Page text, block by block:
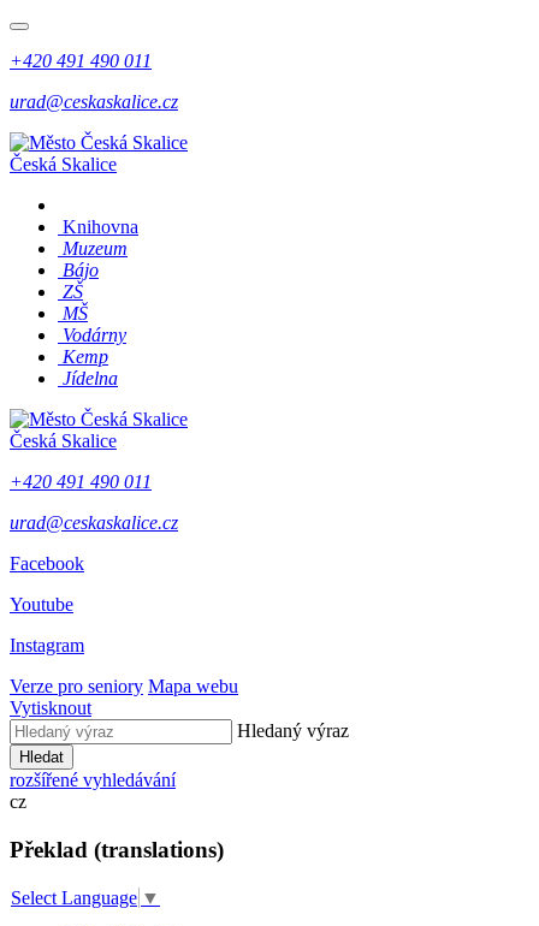
+420 491 490 011
urad@ceskaskalice.cz
Česká Skalice
Knihovna
Muzeum
Bájo
ZŠ
MŠ
Vodárny
Kemp
Jídelna
Česká Skalice
+420 491 490 011
urad@ceskaskalice.cz
Facebook
Youtube
Instagram
Verze pro seniory Mapa webu
Vytisknout
Hledaný výraz
Hledat
rozšířené vyhledávání
cz
Překlad (translations)
Select Language ▼